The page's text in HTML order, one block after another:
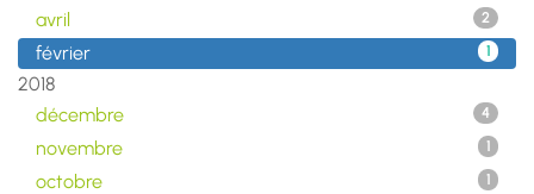
avril 2
février 1
2018
décembre
4
novembre 1
octobre 1